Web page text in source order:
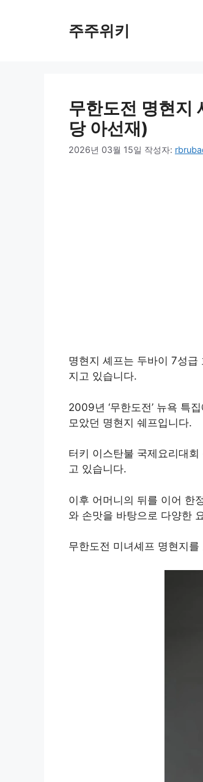
주주위키
무한도전 명현지
당 아선재)
2026년 03월 15일 작성자:
명현지 셰프는 두바이 7성
지고 있습니다.
2009년 ‘무한도전’ 뉴욕 특
모았던 명현지 쉐프입니다.
터키 이스탄불 국제요리대
고 있습니다.
이후 어머니의 뒤를 이어 한
와 손맛을 바탕으로 다양한
무한도전 미녀셰프 명현지